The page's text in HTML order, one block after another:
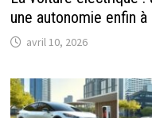
une autonomie enfin à
avril 10, 2026